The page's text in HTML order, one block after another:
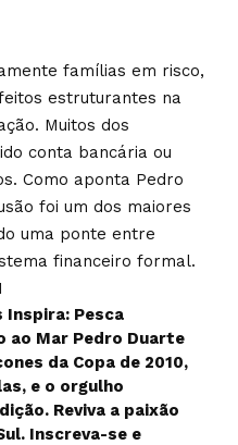
famílias em risco,
estruturantes na
Muitos dos
conta bancária ou
Como aponta Pedro
foi um dos maiores
uma ponte entre
financeiro formal.
Inspira: Pesca
ao Mar Pedro Duarte
da Copa de 2010,
e o orgulho
Reviva a paixão
Inscreva-se e